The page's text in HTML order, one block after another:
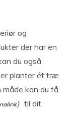
og
der har en
du også
planter ét træ
måde kan du få
til dit